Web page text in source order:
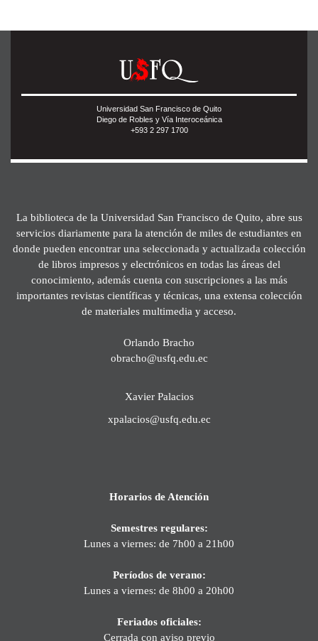
Universidad San Francisco de Quito
Diego de Robles y Vía Interoceánica
+593 2 297 1700
La biblioteca de la Universidad San Francisco de Quito, abre sus
servicios diariamente para la atención de miles de estudiantes en
donde pueden encontrar una seleccionada y actualizada colección
de libros impresos y electrónicos en todas las áreas del
conocimiento, además cuenta con suscripciones a las más
importantes revistas científicas y técnicas, una extensa colección
de materiales multimedia y acceso.
Orlando Bracho
obracho@usfq.edu.ec
Xavier Palacios
xpalacios@usfq.edu.ec
Horarios de Atención
Semestres regulares:
Lunes a viernes: de 7h00 a 21h00
Períodos de verano:
Lunes a viernes: de 8h00 a 20h00
Feriados oficiales:
Cerrada con aviso previo